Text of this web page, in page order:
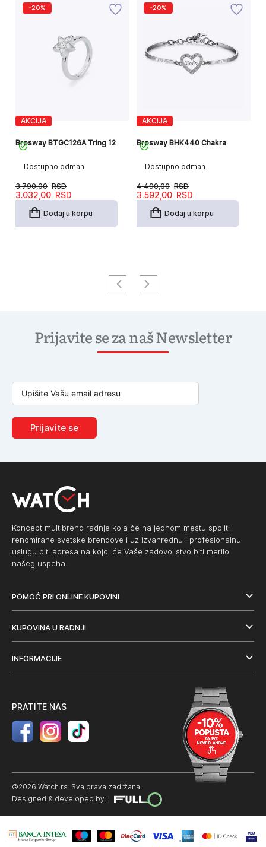
-20%
Dostupno odmah
AKCIJA
Brosway BTGC126A Tring 12
3.790,00 RSD
Originalna
3.032,00 RSD
Trenutna
Dodaj u korpu
-20%
Dostupno odmah
AKCIJA
Brosway BHK440 Chakra
4.490,00 RSD
Originalna
3.592,00 RSD
Trenutna
Dodaj u korpu
Prijavite se za naš Newsletter
Prijavite se
Koncept multibrend radnje koja će na jednom mestu spojiti
renomirane svetske brendove i uz izvanrednu i profesionalnu
uslugu biti adresa na kojoj će Vaše zadovoljstvo biti merilo
našeg uspeha.
POMOĆ PRI ONLINE KUPOVINI
KUPOVINA U RADNJI
INFORMACIJE
PRATITE NAS
©2026 Watch.rs. Sva prava zadržana.
Designed & developed by: